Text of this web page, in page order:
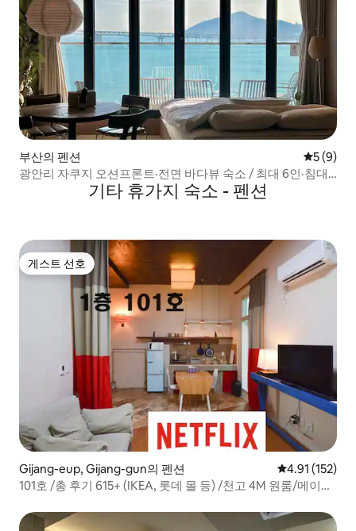
부산의 펜션 평점 5점
5 (9)
광안리 자쿠지 오션프론트·전면 바다뷰 숙소 / 최대 6인·침대
기타 휴가지 숙소 - 펜션
게스트 선호
게스트 선호
Gijang-eup, Gijang-gun의 펜션 평점 4.91점(5
4.91 (152)
101호 /총 후기 615+ (IKEA, 롯데 몰 등) /천고 4M 원룸/메이플